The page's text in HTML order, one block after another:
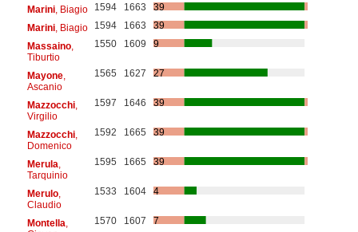
Marini, Biagio 1594 1663
39
Marini, Biagio 1594 1663
39
Massaino,
Tiburtio
1550 1609 9
Mayone,
Ascanio
1565 1627 27
Mazzocchi,
Virgilio
1597 1646 39
Mazzocchi,
Domenico
1592 1665 39
Merula
Tarquinio
1595 1665 39
Merulo,
Claudio
1533 1604 4
Montella 1570 1607 7